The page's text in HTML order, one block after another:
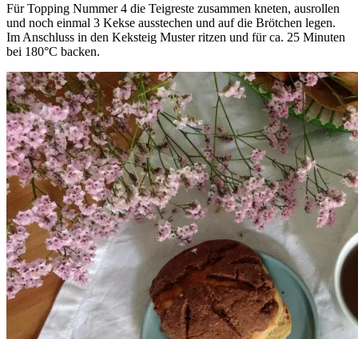
Für Topping Nummer 4 die Teigreste zusammen kneten, ausrollen
und noch einmal 3 Kekse ausstechen und auf die Brötchen legen.
Im Anschluss in den Keksteig Muster ritzen und für ca. 25 Minuten
bei 180°C backen.